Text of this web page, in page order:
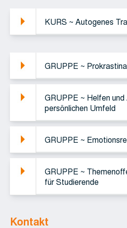
KURS ~ Autogenes
GRUPPE ~
GRUPPE ~ Helfen und
persönlichen Umfeld
GRUPPE ~
GRUPPE ~
für Studierende
Kontakt